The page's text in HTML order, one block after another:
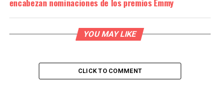
YOU MAY LIKE
CLICK TO COMMENT